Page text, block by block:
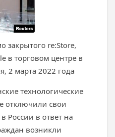
re:Store,
в торговом центре в
2 марта 2022 года
технологические
отключили свои
России в ответ на
возникли